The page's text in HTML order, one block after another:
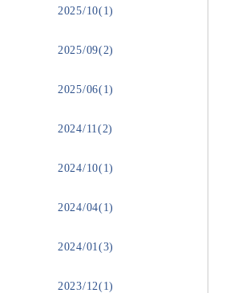
2025/10(1)
2025/09(2)
2025/06(1)
2024/11(2)
2024/10(1)
2024/04(1)
2024/01(3)
2023/12(1)